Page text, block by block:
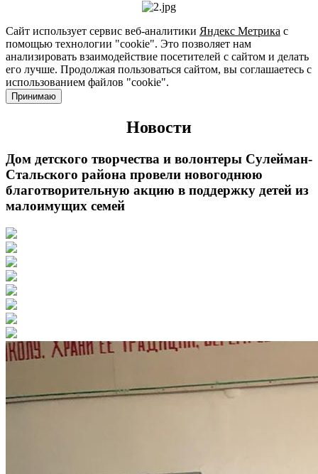
Сайт использует сервис веб-аналитики Яндекс Метрика с
помощью технологии "cookie". Это позволяет нам
анализировать взаимодействие посетителей с сайтом и делать
его лучше. Продолжая пользоваться сайтом, вы соглашаетесь с
использованием файлов "cookie".
Принимаю
Новости
Дом детского творчества и волонтеры Сулейман-
Стальского района провели новогоднюю
благотворительную акцию в поддержку детей из
малоимущих семей